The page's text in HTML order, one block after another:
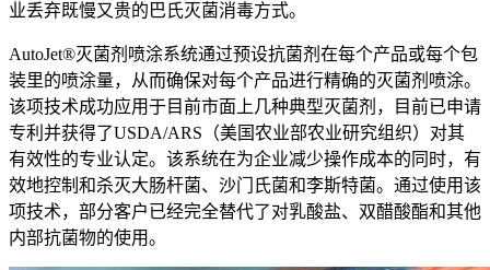
业丢弃既慢又贵的巴氏灭菌消毒方式。
AutoJet®灭菌剂喷涂系统通过预设抗菌剂在每个产品或每个包
装里的喷涂量，从而确保对每个产品进行精确的灭菌剂喷涂。
该项技术成功应用于目前市面上几种典型灭菌剂，目前已申请
专利并获得了USDA/ARS（美国农业部农业研究组织）对其
有效性的专业认定。该系统在为企业减少操作成本的同时，有
效地控制和杀灭大肠杆菌、沙门氏菌和李斯特菌。通过使用该
项技术，部分客户已经完全替代了对乳酸盐、双醋酸酯和其他
内部抗菌物的使用。